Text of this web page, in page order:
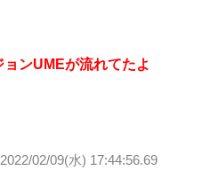
ンUMEが流れてたよ
2022/02/09(水) 17:44:56.69